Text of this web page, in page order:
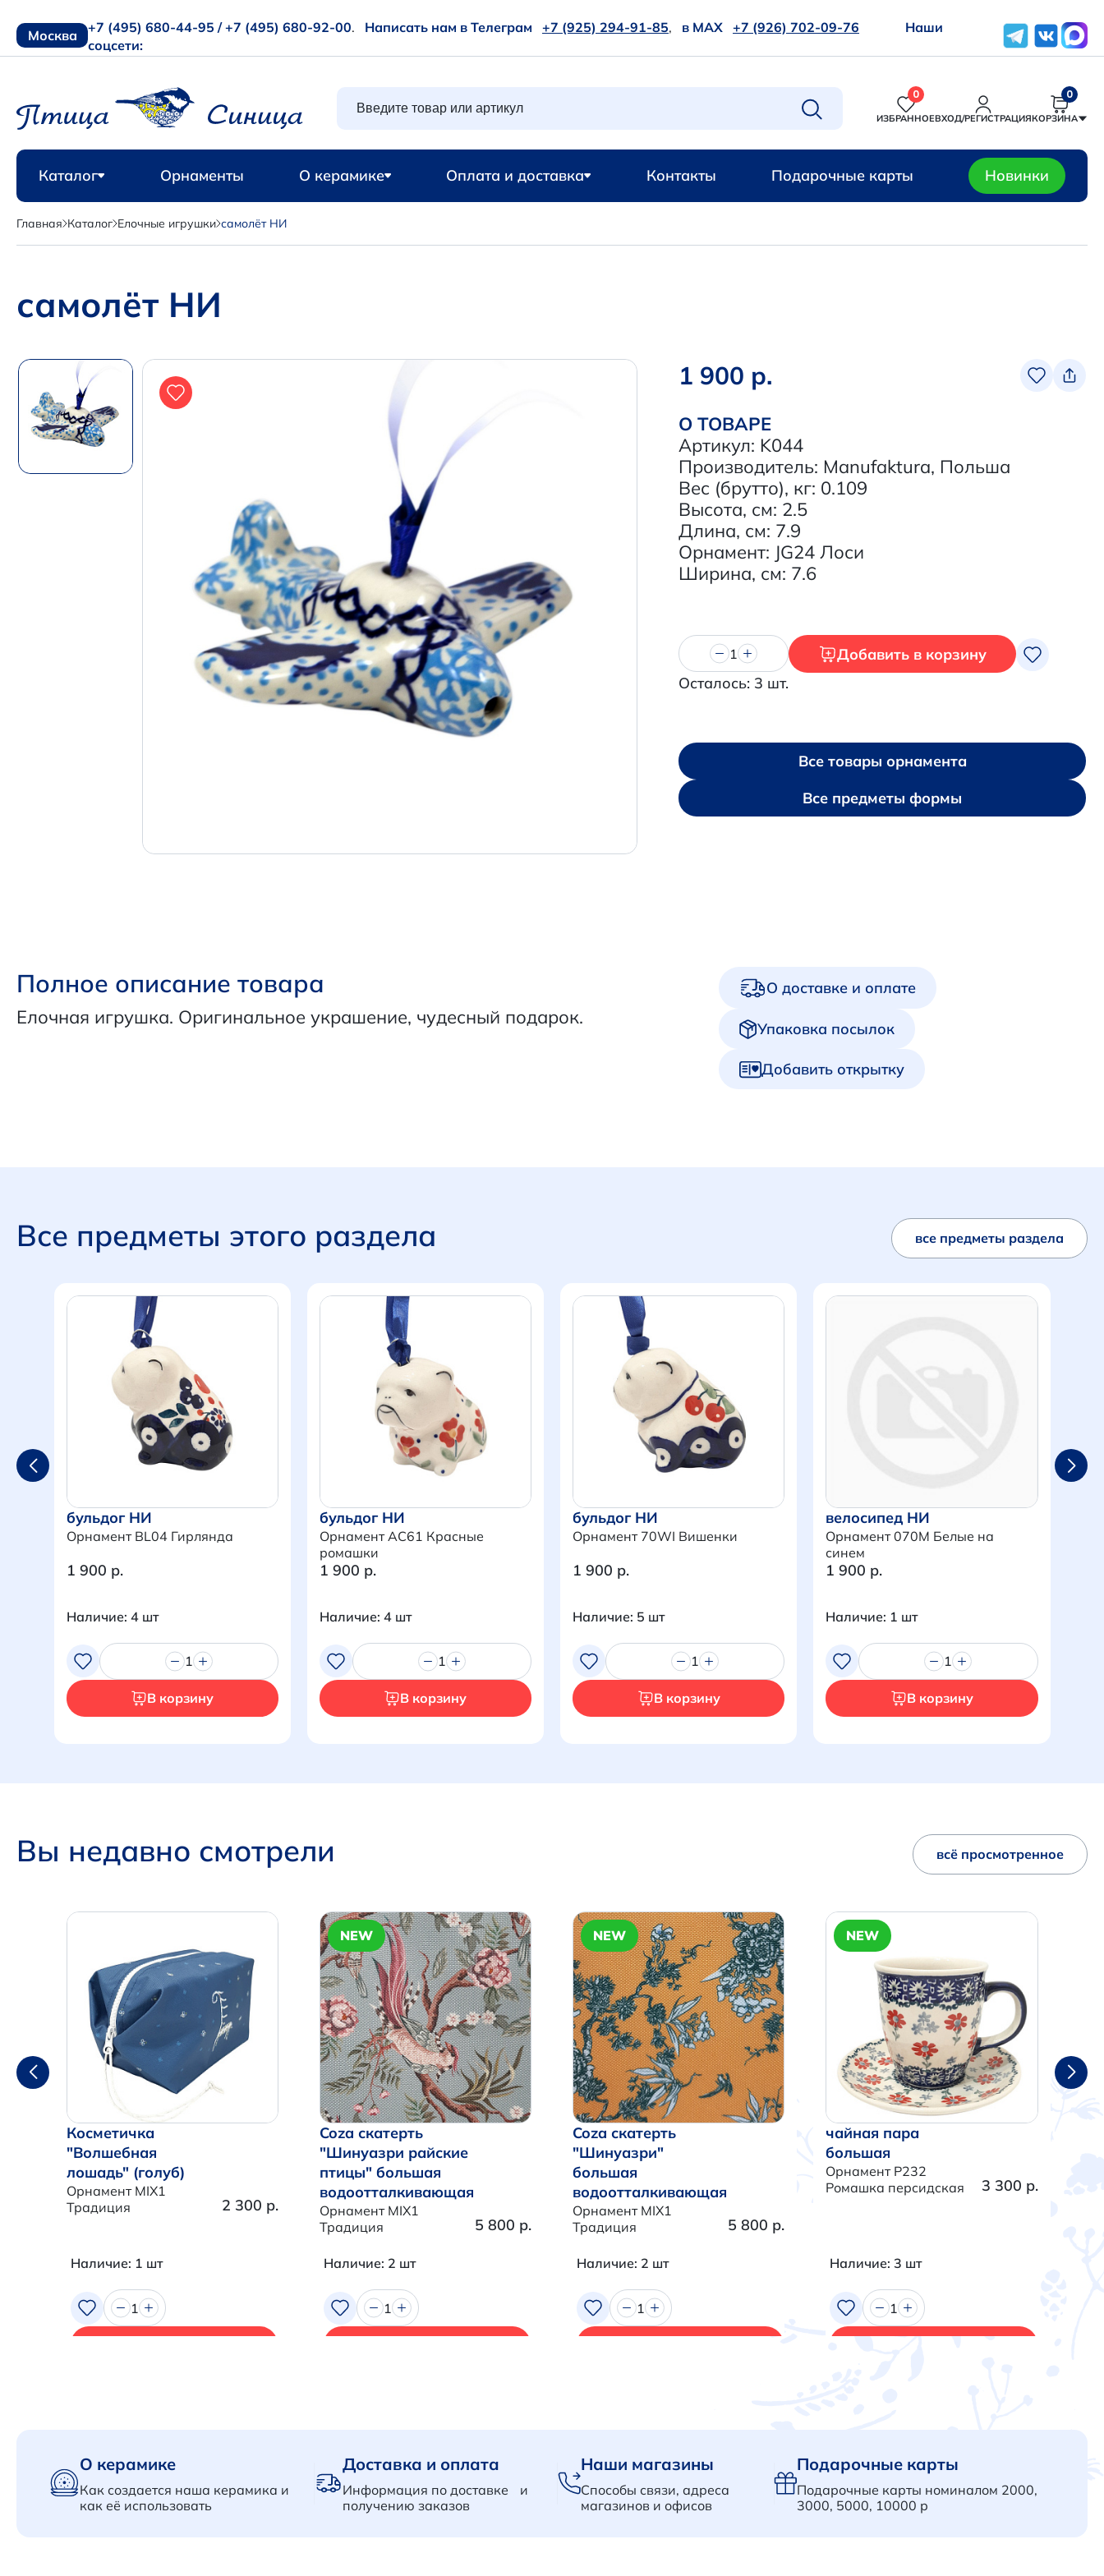
Москва +7 (495) 680-44-95 / +7 (495) 680-92-00. Написать нам в Телеграм +7 (925) 294-91-85, в MAX +7 (926) 702-09-76
Наши
соцсети:
0
ИЗБРАННОЕВХОД/РЕГИСТРАЦИЯ
0
КОРЗИНА
Итого:
0 р.
Продолжить покупки
Перейти в корзину
Каталог Орнаменты О керамике Оплата и доставка Контакты Подарочные карты Новинки
Главная Каталог Елочные игрушки самолёт НИ
самолёт НИ
1 900 р.
О ТОВАРЕ
Артикул: K044
Производитель: Manufaktura, Польша
Вес (брутто), кг: 0.109
Высота, см: 2.5
Длина, см: 7.9
Орнамент: JG24 Лоси
Ширина, см: 7.6
1
Осталось: 3 шт.
Добавить в корзину
Все товары орнамента
Все предметы формы
Полное описание товара
Елочная игрушка. Оригинальное украшение, чудесный подарок.
О доставке и оплате
Упаковка посылок
Добавить открытку
Все предметы этого раздела все предметы раздела
бульдог НИ
Орнамент BL04 Гирлянда
1 900 р.
Наличие: 4 шт
1
В корзину
бульдог НИ
Орнамент AC61 Красные
ромашки
1 900 р.
Наличие: 4 шт
1
В корзину
бульдог НИ
Орнамент 70WI Вишенки
1 900 р.
Наличие: 5 шт
1
В корзину
велосипед НИ
Орнамент 070M Белые на
синем
1 900 р.
Наличие: 1 шт
1
В корзину
Вы недавно смотрели всё просмотренное
Косметичка
"Волшебная
лошадь" (голуб)
Орнамент MIX1
Традиция
2 300 р.
Наличие: 1 шт
1
NEW
Coza скатерть
"Шинуазри райские
птицы" большая
водоотталкивающая
Орнамент MIX1
Традиция
5 800 р.
Наличие: 2 шт
1
NEW
Coza скатерть
"Шинуазри"
большая
водоотталкивающая
Орнамент MIX1
Традиция
5 800 р.
Наличие: 2 шт
1
NEW
чайная пара
большая
Орнамент P232
Ромашка персидская
3 300 р.
Наличие: 3 шт
1
О керамике
Как создается наша керамика и
как её использовать
Доставка и оплата
Информация по доставке и
получению заказов
Наши магазины
Способы связи, адреса
магазинов и офисов
Подарочные карты
Подарочные карты номиналом 2000,
3000, 5000, 10000 р